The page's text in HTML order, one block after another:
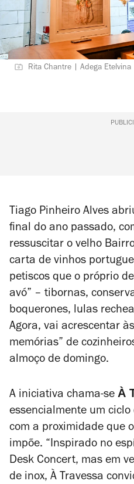
Rita Chantre | Adega Etelvina
Tiago Pinheiro Alves
final do ano passado,
ressuscitar o velho
carta de vinhos
petiscos que o próprio
avó” – tibornas,
boquerones, lulas
Agora, vai acrescentar
memórias” de
almoço de domingo.
A iniciativa chama-se À
essencialmente um
com a proximidade que
impõe. “Inspirado no
Desk Concert, mas em
de inox, À Travessa